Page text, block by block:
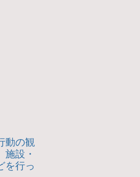
動の観
設・
を行っ